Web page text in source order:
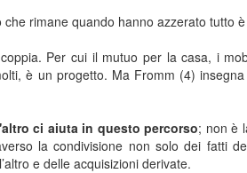
rimane quando hanno azzerato tutto
Per cui il mutuo per la casa, i
è un progetto. Ma Fromm (4)
ci aiuta in questo percorso; non è
la condivisione non solo dei fatti
e delle acquisizioni derivate.